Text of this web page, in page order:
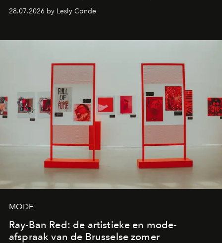
de releases die je niet mag missen.
28.07.2026 by Lesly Conde
MODE
Ray-Ban Red: de artistieke en mode-
afspraak van de Brusselse zomer